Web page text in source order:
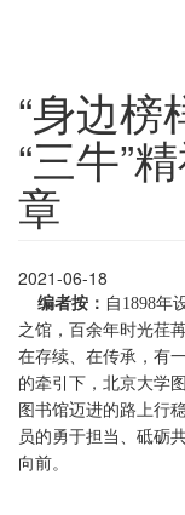
“身边榜
“三牛”
章
2021-06-18
编者按： 自1898年
之馆，百余年时光荏
在存续、在传承，有
的牵引下，北京大学
图书馆迈进的路上行
员的勇于担当、砥砺
向前。